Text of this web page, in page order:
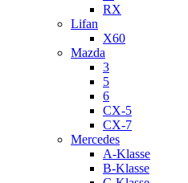
RX
Lifan
X60
Mazda
3
5
6
CX-5
CX-7
Mercedes
A-Klasse
B-Klasse